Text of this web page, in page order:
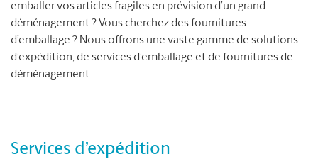
emballer vos articles fragiles en prévision d’un grand
déménagement ? Vous cherchez des fournitures
d’emballage ? Nous offrons une vaste gamme de solutions
d’expédition, de services d’emballage et de fournitures de
déménagement.
Services d’expédition